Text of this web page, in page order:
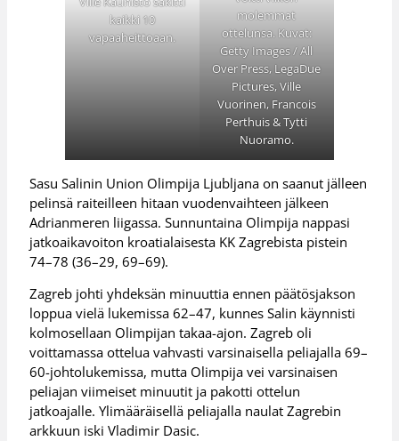
kaikki 10
vapaaheittoaan.
molemmat
ottelunsa. Kuvat:
Getty Images / All
Over Press, LegaDue
Pictures, Ville
Vuorinen, Francois
Perthuis & Tytti
Nuoramo.
Sasu Salinin Union Olimpija Ljubljana on saanut jälleen
pelinsä raiteilleen hitaan vuodenvaihteen jälkeen
Adrianmeren liigassa. Sunnuntaina Olimpija nappasi
jatkoaikavoiton kroatialaisesta KK Zagrebista pistein
74–78 (36–29, 69–69).
Zagreb johti yhdeksän minuuttia ennen päätösjakson
loppua vielä lukemissa 62–47, kunnes Salin käynnisti
kolmosellaan Olimpijan takaa-ajon. Zagreb oli
voittamassa ottelua vahvasti varsinaisella peliajalla 69–
60-johtolukemissa, mutta Olimpija vei varsinaisen
peliajan viimeiset minuutit ja pakotti ottelun
jatkoajalle. Ylimääräisellä peliajalla naulat Zagrebin
arkkuun iski Vladimir Dasic.